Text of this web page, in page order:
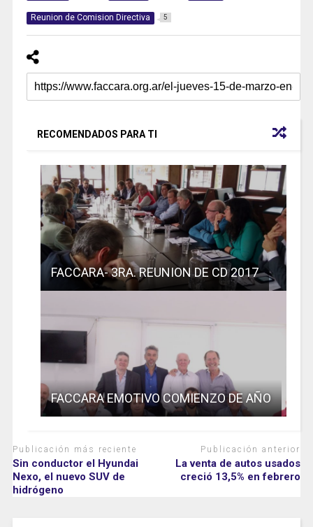
Reunion de Comision Directiva 5
RECOMENDADOS PARA TI
FACCARA- 3RA. REUNION DE CD 2017
FACCARA EMOTIVO COMIENZO DE AÑO
Publicación más reciente
Sin conductor el Hyundai
Nexo, el nuevo SUV de
hidrógeno
Publicación anterior
La venta de autos usados
creció 13,5% en febrero